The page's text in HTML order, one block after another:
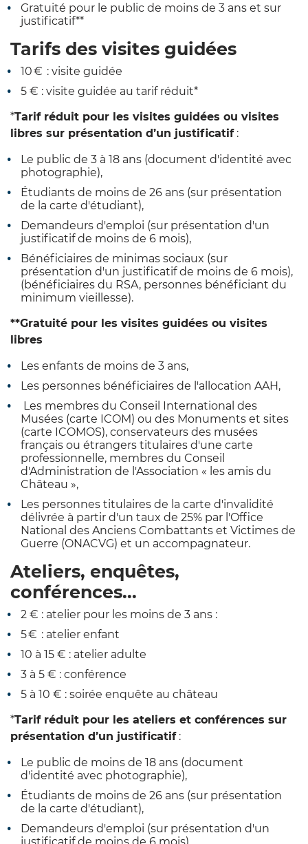
Gratuité pour le public de moins de 3 ans et sur
justificatif**
Tarifs des visites guidées
10 € : visite guidée
5 € : visite guidée au tarif réduit*
*Tarif réduit pour les visites guidées ou visites
libres sur présentation d’un justificatif:
Le public de 3 à 18 ans (document d'identité avec
photographie),
Étudiants de moins de 26 ans (sur présentation
de la carte d'étudiant),
Demandeurs d'emploi (sur présentation d'un
justificatif de moins de 6 mois),
Bénéficiaires de minimas sociaux (sur
présentation d'un justificatif de moins de 6 mois),
(bénéficiaires du RSA, personnes bénéficiant du
minimum vieillesse).
**Gratuité pour les visites guidées ou visites
libres
Les enfants de moins de 3 ans,
Les personnes bénéficiaires de l'allocation AAH,
Les membres du Conseil International des
Musées (carte ICOM) ou des Monuments et sites
(carte ICOMOS), conservateurs des musées
français ou étrangers titulaires d'une carte
professionnelle, membres du Conseil
d'Administration de l'Association « les amis du
Château »,
Les personnes titulaires de la carte d'invalidité
délivrée à partir d'un taux de 25% par l'Office
National des Anciens Combattants et Victimes de
Guerre (ONACVG) et un accompagnateur.
Ateliers, enquêtes,
conférences...
2 € : atelier pour les moins de 3 ans :
5 € : atelier enfant
10 à 15 € : atelier adulte
3 à 5 € : conférence
5 à 10 € : soirée enquête au château
*Tarif réduit pour les ateliers et conférences sur
présentation d’un justificatif:
Le public de moins de 18 ans (document
d'identité avec photographie),
Étudiants de moins de 26 ans (sur présentation
de la carte d'étudiant),
Demandeurs d'emploi (sur présentation d'un